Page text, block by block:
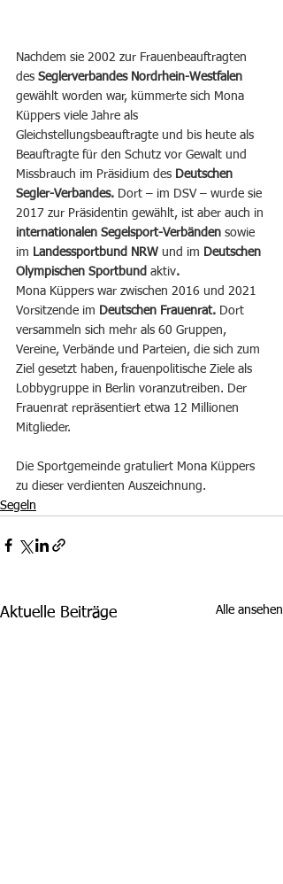
Nachdem sie 2002 zur Frauenbeauftragten
des Seglerverbandes Nordrhein-Westfalen
gewählt worden war, kümmerte sich Mona
Küppers viele Jahre als
Gleichstellungsbeauftragte und bis heute als
Beauftragte für den Schutz vor Gewalt und
Missbrauch im Präsidium des Deutschen
Segler-Verbandes. Dort – im DSV – wurde sie
2017 zur Präsidentin gewählt, ist aber auch in
internationalen Segelsport-Verbänden sowie
im Landessportbund NRW und im Deutschen
Olympischen Sportbund aktiv.
Mona Küppers war zwischen 2016 und 2021
Vorsitzende im Deutschen Frauenrat. Dort
versammeln sich mehr als 60 Gruppen,
Vereine, Verbände und Parteien, die sich zum
Ziel gesetzt haben, frauenpolitische Ziele als
Lobbygruppe in Berlin voranzutreiben. Der
Frauenrat repräsentiert etwa 12 Millionen
Mitglieder.
Die Sportgemeinde gratuliert Mona Küppers
zu dieser verdienten Auszeichnung.
Segeln
Aktuelle Beiträge Alle ansehen